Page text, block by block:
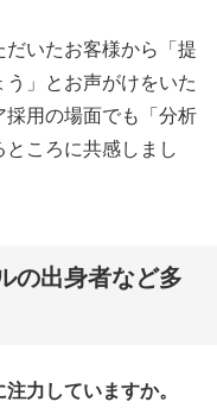
いたお客様から「提
」とお声がけをいた
用の場面でも「分析
ころに共感しまし
の出身者など多
力していますか。